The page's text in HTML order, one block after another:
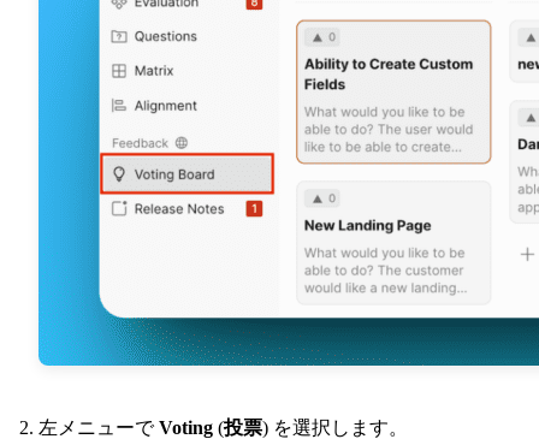
左メニューでVoting (投票) を選択します。